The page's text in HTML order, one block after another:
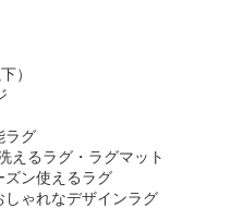
）
ラグ
えるラグ・ラグマット
ズン使えるラグ
しゃれなデザインラグ